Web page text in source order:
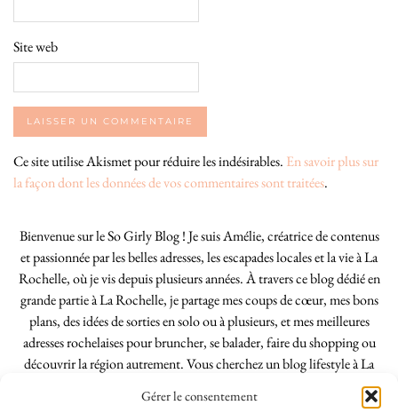
Gérer le consentement
Site web
Ce site utilise Akismet pour réduire les indésirables. En savoir plus sur
la façon dont les données de vos commentaires sont traitées.
Bienvenue sur le So Girly Blog ! Je suis Amélie, créatrice de contenus
et passionnée par les belles adresses, les escapades locales et la vie à La
Rochelle, où je vis depuis plusieurs années. À travers ce blog dédié en
grande partie à La Rochelle, je partage mes coups de cœur, mes bons
plans, des idées de sorties en solo ou à plusieurs, et mes meilleures
adresses rochelaises pour bruncher, se balader, faire du shopping ou
découvrir la région autrement. Vous cherchez un blog lifestyle à La
Rochelle, tenu par une locale ? Vous êtes au bon endroit. Que vous
soyez Rochelais·e ou de passage dans notre belle ville, j’espère que mes